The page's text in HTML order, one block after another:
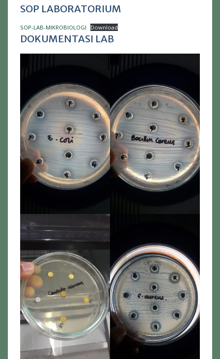
SOP LABORATORIUM
SOP-LAB-MIKROBIOLOGI Download
DOKUMENTASI LAB